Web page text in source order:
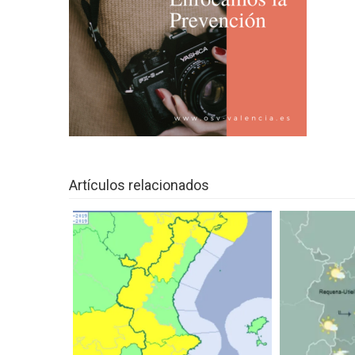
¿De donde vienen las Fallas? Un
NUEVO CENTRO UP BENICALAP
‘MOVIMENTS URBANS’
LA MASCLETÀ VERTICAL Y LA
PROYECTOS VERDES Y
8º EDICIÓN CONCURSO ‘K ME
IV Open Nacional de Danza Urbana
VUELTA COMUNITAT
La Fira de l’all tendre de Xàtiva
‘Jarque: la fiesta del Corpus en
10ª EDICIÓN DEL CARNAVAL DE
entrada
Artículos relacionados